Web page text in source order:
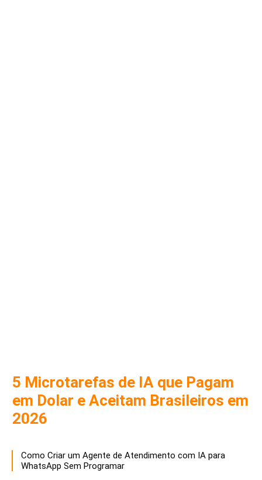
5 Microtarefas de IA que Pagam
em Dolar e Aceitam Brasileiros em
2026
Como Criar um Agente de Atendimento com IA para
WhatsApp Sem Programar